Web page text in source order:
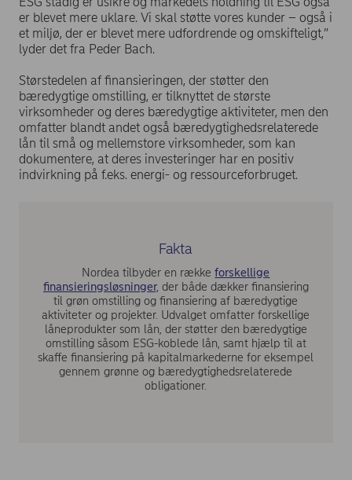
er blevet mere uklare. Vi skal støtte vores kunder – også i
et miljø, der er blevet mere udfordrende og omskifteligt,”
lyder det fra Peder Bach.
Størstedelen af finansieringen, der støtter den
bæredygtige omstilling, er tilknyttet de største
virksomheder og deres bæredygtige aktiviteter, men den
omfatter blandt andet også bæredygtighedsrelaterede
lån til små og mellemstore virksomheder, som kan
dokumentere, at deres investeringer har en positiv
indvirkning på f.eks. energi- og ressourceforbruget.
Fakta
Nordea tilbyder en rækkeforskellige
finansieringsløsninger, der både dækker finansiering
til grøn omstilling og finansiering af bæredygtige
aktiviteter og projekter. Udvalget omfatter forskellige
låneprodukter som lån, der støtter den bæredygtige
omstilling såsom ESG-koblede lån, samt hjælp til at
skaffe finansiering på kapitalmarkederne for eksempel
gennem grønne og bæredygtighedsrelaterede
obligationer.